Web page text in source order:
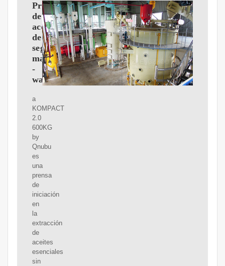
Prensa
de
aceite
de
segunda
mano
-
wallapop
a
KOMPACT
2.0
600KG
by
Qnubu
es
una
prensa
de
iniciación
en
la
extracción
de
aceites
esenciales
sin